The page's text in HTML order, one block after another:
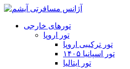
تورهای خارجی
تور اروپا
تور ترکیبی اروپا
تور اسپانیا ۱۴۰۵
تور ایتالیا